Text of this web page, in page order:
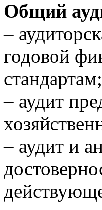
Общий
–
годовой
стандартам;
– аудит
– аудит и